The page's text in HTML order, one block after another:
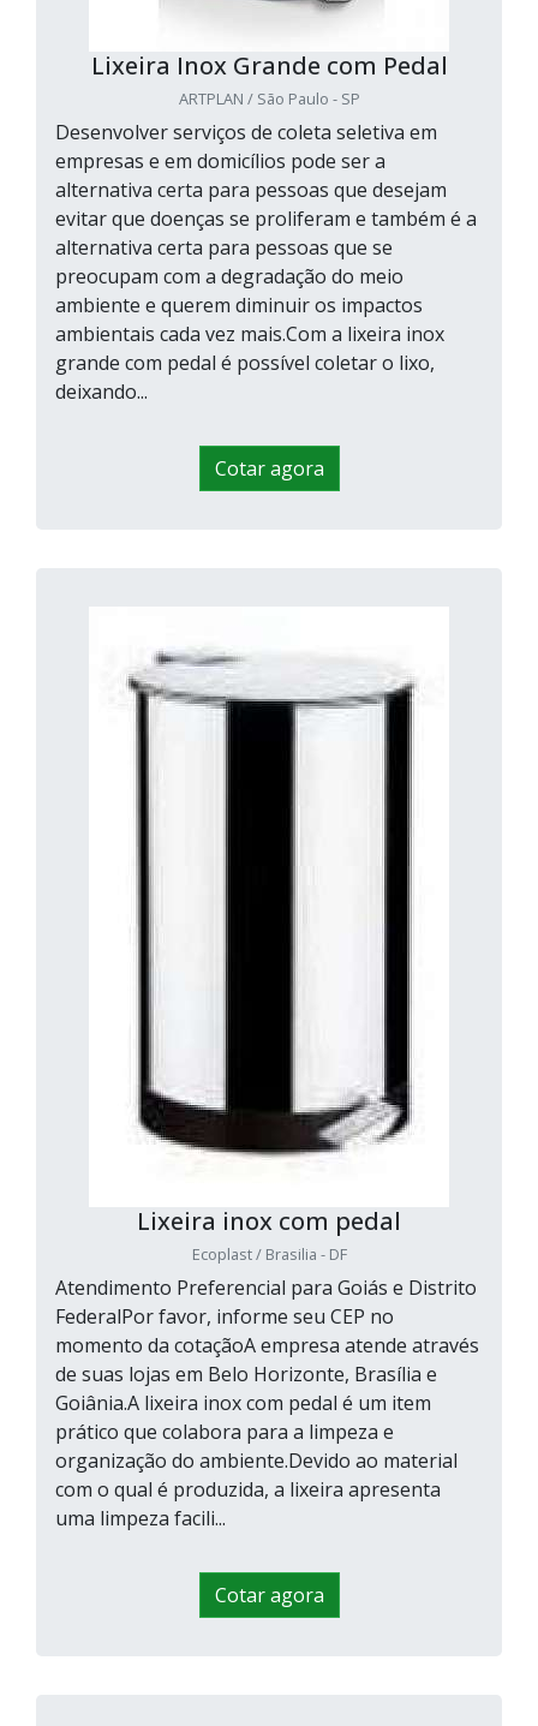
Lixeira Inox Grande com Pedal
ARTPLAN / São Paulo - SP
Desenvolver serviços de coleta seletiva em
empresas e em domicílios pode ser a
alternativa certa para pessoas que desejam
evitar que doenças se proliferam e também é a
alternativa certa para pessoas que se
preocupam com a degradação do meio
ambiente e querem diminuir os impactos
ambientais cada vez mais.Com a lixeira inox
grande com pedal é possível coletar o lixo,
deixando...
Cotar agora
Lixeira inox com pedal
Ecoplast / Brasilia - DF
Atendimento Preferencial para Goiás e Distrito
FederalPor favor, informe seu CEP no
momento da cotaçãoA empresa atende através
de suas lojas em Belo Horizonte, Brasília e
Goiânia.A lixeira inox com pedal é um item
prático que colabora para a limpeza e
organização do ambiente.Devido ao material
com o qual é produzida, a lixeira apresenta
uma limpeza facili...
Cotar agora